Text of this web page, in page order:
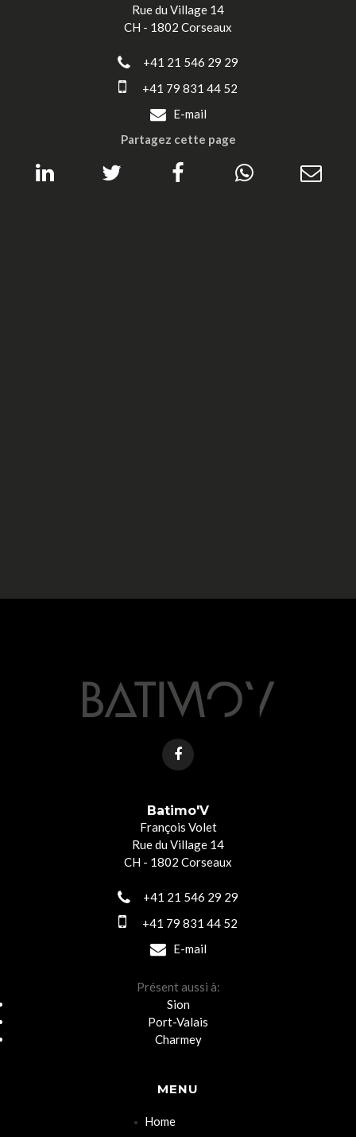
Rue du Village 14
CH - 1802 Corseaux
+41 21 546 29 29
+41 79 831 44 52
E-mail
Partagez cette page
MENU
Home
Batimo'V
François Volet
Rue du Village 14
CH - 1802 Corseaux
+41 21 546 29 29
+41 79 831 44 52
E-mail
Présent aussi à:
Sion
Port-Valais
Charmey